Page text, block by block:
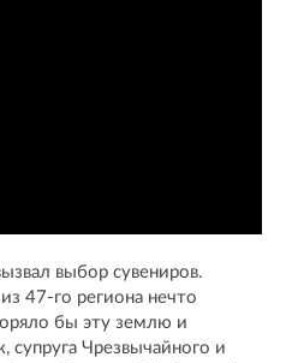
выбор сувениров.
47-го региона нечто
бы эту землю и
супруга Чрезвычайного и